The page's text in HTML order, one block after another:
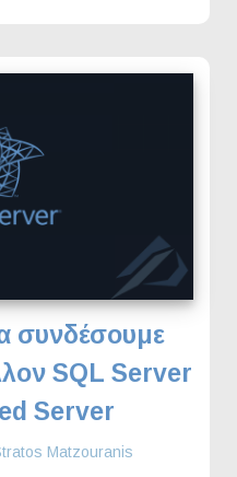
συνδέσουμε
SQL Server
Server
Matzouranis